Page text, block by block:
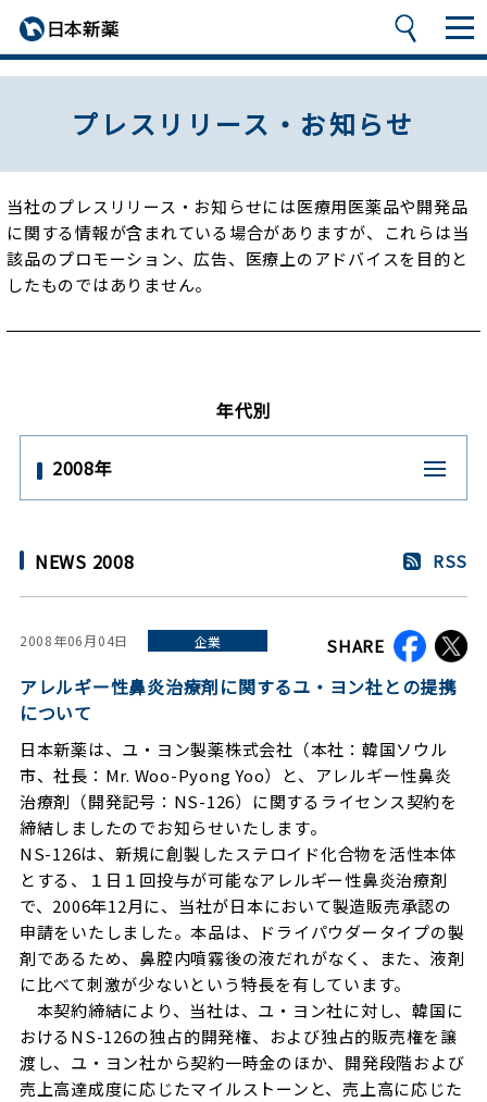
プレスリリース・お知らせ
当社のプレスリリース・お知らせには医療用医薬品や開発品
に関する情報が含まれている場合がありますが、
これらは当
該品のプロモーション、広告、医療上のアドバイスを目的と
したものではありません。
年代別
2008年
NEWS 2008 RSS
2008年06月04日 企業 SHARE
アレルギー性鼻炎治療剤に関するユ・ヨン社との提携
について
日本新薬は、ユ・ヨン製薬株式会社（本社：韓国ソウル
市、社長：Mr. Woo-Pyong Yoo）と、アレルギー性鼻炎
治療剤（開発記号：NS-126）に関するライセンス契約を
締結しましたのでお知らせいたします。
NS-126は、新規に創製したステロイド化合物を活性本体
とする、１日１回投与が可能なアレルギー性鼻炎治療剤
で、2006年12月に、当社が日本において製造販売承認の
申請をいたしました。本品は、ドライパウダータイプの製
剤であるため、鼻腔内噴霧後の液だれがなく、また、液剤
に比べて刺激が少ないという特長を有しています。
本契約締結により、当社は、ユ・ヨン社に対し、韓国に
おけるNS-126の独占的開発権、および独占的販売権を譲
渡し、ユ・ヨン社から契約一時金のほか、開発段階および
売上高達成度に応じたマイルストーンと、売上高に応じた